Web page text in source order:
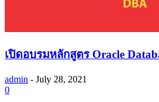
เปิดอบรมหลักสูตร Oracle
admin - July 28, 2021
0